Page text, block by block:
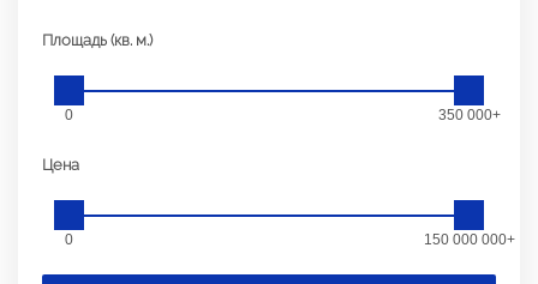
Площадь (кв. м.)
0 350 000+
Цена
0 150 000 000+